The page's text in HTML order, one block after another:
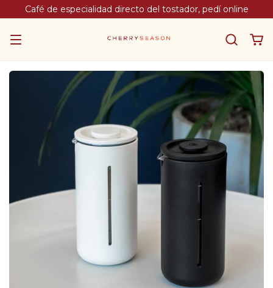
Café de especialidad directo del tostador, pedí online